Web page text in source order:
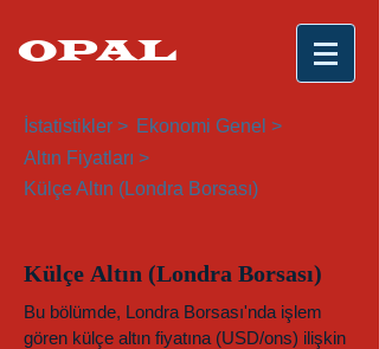
OPAL
İstatistikler > Ekonomi Genel >
Altın Fiyatları >
Külçe Altın (Londra Borsası)
Külçe Altın (Londra Borsası)
Bu bölümde, Londra Borsası'nda işlem
gören külçe altın fiyatına (USD/ons) ilişkin